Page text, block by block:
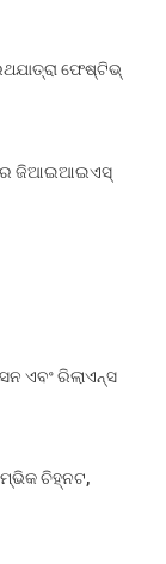
ଫେଷ୍ଟିଭ୍
ଜିଆଇଆଇଏସ୍
ଏବଂ ରିଲାଏନ୍ସ
ଚିହ୍ନଟ,